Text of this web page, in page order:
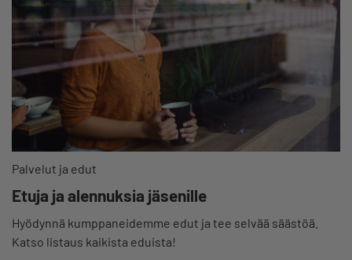
Palvelut ja edut
Etuja ja alennuksia jäsenille
Hyödynnä kumppaneidemme edut ja tee selvää säästöä.
Katso listaus kaikista eduista!